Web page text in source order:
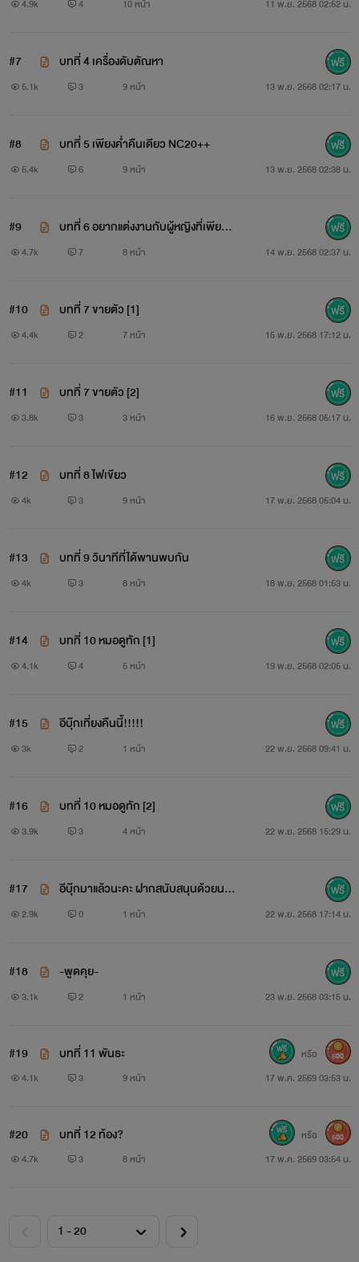
4.9k 4 10 หน้า 11 พ.ย. 2568 02:52 น.
#7 บทที่ 4 เครื่องดับตัณหา
5.1k 3 9 หน้า 13 พ.ย. 2568 02:17 น.
#8 บทที่ 5 เพียงค่ำคืนเดียว NC20++
5.4k 6 9 หน้า 13 พ.ย. 2568 02:38 น.
#9
บทที่ 6 อยากแต่งงานกับผู้หญิงที่เพียบ
พร้อม
4.7k 7 8 หน้า 14 พ.ย. 2568 02:37 น.
#10 บทที่ 7 ขายตัว [1]
4.4k 2 7 หน้า 15 พ.ย. 2568 17:12 น.
#11 บทที่ 7 ขายตัว [2]
3.8k 3 3 หน้า 16 พ.ย. 2568 05:17 น.
#12 บทที่ 8 ไฟเขียว
4k 3 9 หน้า 17 พ.ย. 2568 05:04 น.
#13 บทที่ 9 วินาทีที่ได้พานพบกัน
4k 3 8 หน้า 18 พ.ย. 2568 01:53 น.
#14 บทที่ 10 หมอดูทัก [1]
4.1k 4 5 หน้า 19 พ.ย. 2568 02:05 น.
#15 อีบุ๊กเที่ยงคืนนี้!!!!!
3k 2 1 หน้า 22 พ.ย. 2568 09:41 น.
#16 บทที่ 10 หมอดูทัก [2]
3.9k 3 4 หน้า 22 พ.ย. 2568 15:29 น.
#17
อีบุ๊กมาแล้วนะคะ ฝากสนับสนุนด้วยนะค
2.9k 0 1 หน้า 22 พ.ย. 2568 17:14 น.
#18 -พูดคุย-
3.1k 2 1 หน้า 23 พ.ย. 2568 03:15 น.
#19 บทที่ 11 พันธะ
4.1k 3 9 หน้า 17 พ.ค. 2569 03:53 น.
หรือ 500
#20 บทที่ 12 ท้อง?
4.7k 3 8 หน้า 17 พ.ค. 2569 03:54 น.
หรือ 500